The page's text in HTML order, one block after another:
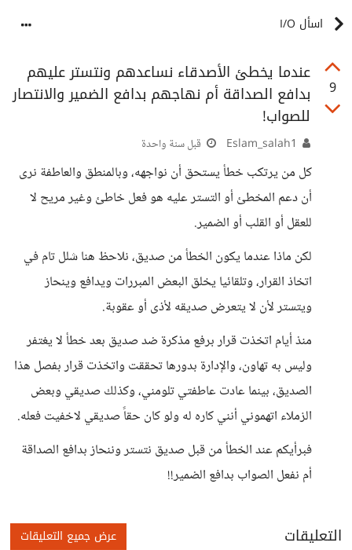
اسأل I/O
9
عندما يخطئ الأصدقاء نساعدهم ونتستر عليهم
بدافع الصداقة أم نهاجهم بدافع الضمير والانتصار
للصواب!
قبل سنة واحدة
كل من يرتكب خطأ يستحق أن نواجهه، وبالمنطق والعاطفة نرى
أن دعم المخطئ أو التستر عليه هو فعل خاطئ وغير مريح لا
للعقل أو القلب أو الضمير.
لكن ماذا عندما يكون الخطأ من صديق، نلاحظ هنا شلل تام في
اتخاذ القرار، وتلقائيا يخلق البعض المبررات ويدافع وينحاز
ويتستر لأن لا يتعرض صديقه لأذى أو عقوبة.
منذ أيام اتخذت قرار برفع مذكرة ضد صديق بعد خطأ لا يغتفر
وليس به تهاون، والإدارة بدورها تحققت واتخذت قرار بفصل هذا
الصديق، بينما عادت عاطفتي تلومني، وكذلك صديقي وبعض
الزملاء اتهموني أنني كاره له ولو كان حقاً صديقي لاخفيت فعله.
فبرأيكم عند الخطأ من قبل صديق نتستر وننحاز بدافع الصداقة
أم نفعل الصواب بدافع الضمير!!
التعليقات عرض جميع التعليقات